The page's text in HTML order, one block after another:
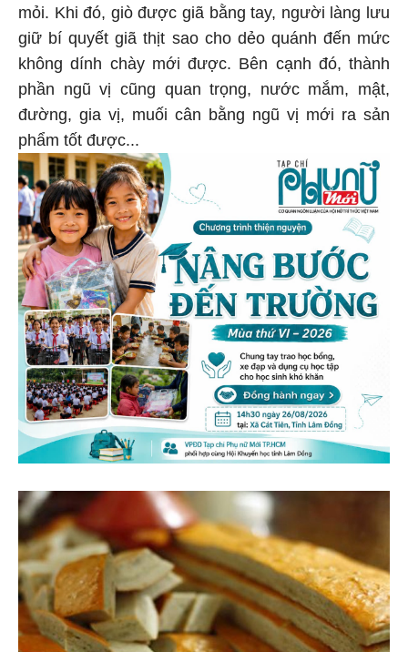
mỏi. Khi đó, giò được giã bằng tay, người làng lưu
giữ bí quyết giã thịt sao cho dẻo quánh đến mức
không dính chày mới được. Bên cạnh đó, thành
phần ngũ vị cũng quan trọng, nước mắm, mật,
đường, gia vị, muối cân bằng ngũ vị mới ra sản
phẩm tốt được...